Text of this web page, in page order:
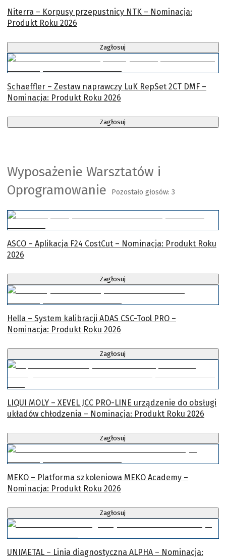
Niterra – Korpusy przepustnicy NTK – Nominacja:
Produkt Roku 2026
Zagłosuj
Schaeffler – Zestaw naprawczy LuK RepSet 2CT DMF –
Nominacja: Produkt Roku 2026
Zagłosuj
Wyposażenie Warsztatów i
Oprogramowanie
Pozostało głosów: 3
ASCO – Aplikacja F24 CostCut – Nominacja: Produkt Roku
2026
Zagłosuj
Hella – System kalibracji ADAS CSC-Tool PRO –
Nominacja: Produkt Roku 2026
Zagłosuj
LIQUI MOLY – XEVEL JCC PRO-LINE urządzenie do obsługi
układów chłodzenia – Nominacja: Produkt Roku 2026
Zagłosuj
MEKO – Platforma szkoleniowa MEKO Academy –
Nominacja: Produkt Roku 2026
Zagłosuj
UNIMETAL – Linia diagnostyczna ALPHA – Nominacja: